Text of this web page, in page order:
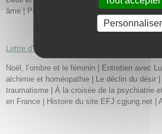
âme | Paroles de l’Ombre | Agenda.
Lettre d’information décembre 2024
Noël, l’ombre et le féminin | Entretien avec
alchimie et homéopathie | Le déclin du désir
traumatisme | À la croisée de la psychiatrie
en France | Histoire du site EFJ cgjung.net |
Personnaliser